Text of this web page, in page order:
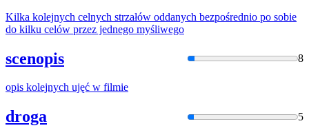
Kilka kolejnych celnych strzałów oddanych bezpośrednio po sobie
do kilku celów przez jednego myśliwego
scenopis 8
opis kolejnych ujęć w filmie
droga 5